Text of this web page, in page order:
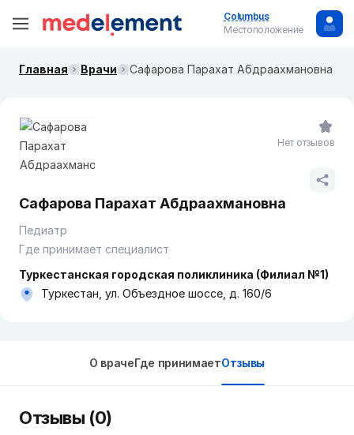
Columbus
Местоположение
Главная Врачи Сафарова Парахат Абдраахмановна
Сафарова Парахат Абдраахмановна
Педиатр
Где принимает специалист
Туркестанская городская поликлиника (Филиал №1)
Туркестан, ул. Объездное шоссе, д. 160/6
Нет отзывов
О врачеГде принимаетОтзывы
Отзывы (0)